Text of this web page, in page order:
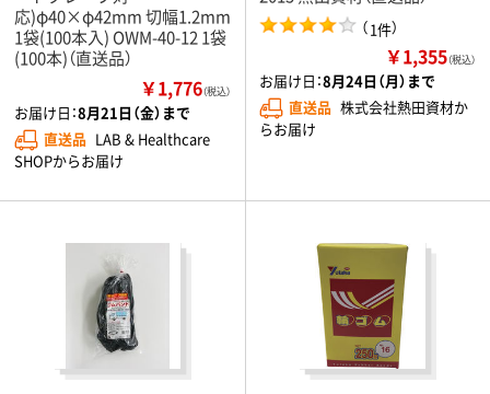
応)φ40×φ42mm 切幅1.2mm
1袋(100本入) OWM-40-12 1袋
(100本)（直送品）
￥1,776（税込）
お届け日：8月21日（金）まで
直送品 LAB & Healthcare
SHOPからお届け
（1件）
￥1,355（税込）
お届け日：8月24日（月）まで
直送品 株式会社熱田資材か
らお届け